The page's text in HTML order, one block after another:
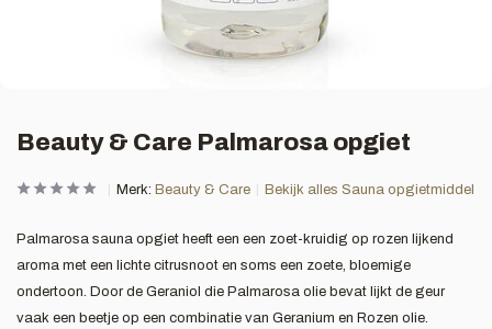
Beauty & Care Palmarosa opgiet
Merk: Beauty & Care Bekijk alles Sauna opgietmiddel
Palmarosa sauna opgiet heeft een een zoet-kruidig op rozen lijkend
aroma met een lichte citrusnoot en soms een zoete, bloemige
ondertoon. Door de Geraniol die Palmarosa olie bevat lijkt de geur
vaak een beetje op een combinatie van Geranium en Rozen olie.